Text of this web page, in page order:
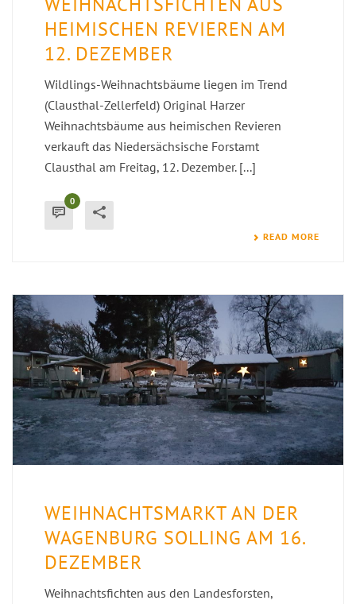
HEIMISCHEN REVIEREN AM
12. DEZEMBER
Wildlings-Weihnachtsbäume liegen im Trend
(Clausthal-Zellerfeld) Original Harzer
Weihnachtsbäume aus heimischen Revieren
verkauft das Niedersächsische Forstamt
Clausthal am Freitag, 12. Dezember. [...]
0
READ MORE
WEIHNACHTSMARKT AN DER
WAGENBURG SOLLING AM 16.
DEZEMBER
Weihnachtsfichten aus den Landesforsten,